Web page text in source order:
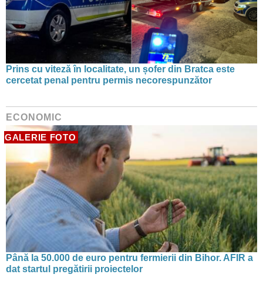
Prins cu viteză în localitate, un șofer din Bratca este
cercetat penal pentru permis necorespunzător
ECONOMIC
GALERIE FOTO
Până la 50.000 de euro pentru fermierii din Bihor. AFIR a
dat startul pregătirii proiectelor